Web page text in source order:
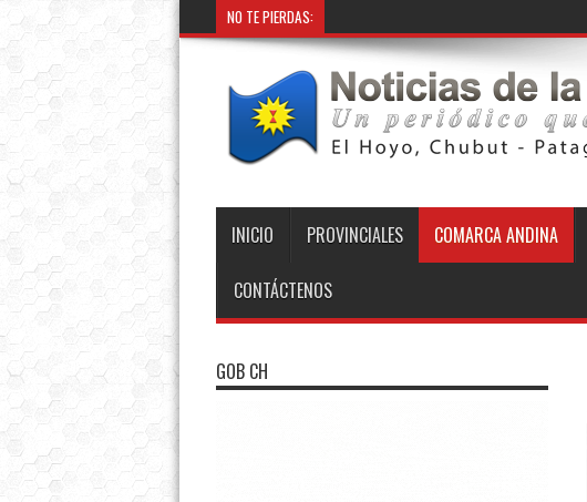
NO TE PIERDAS:
INICIO PROVINCIALES COMARCA ANDINA
CONTÁCTENOS
GOB CH